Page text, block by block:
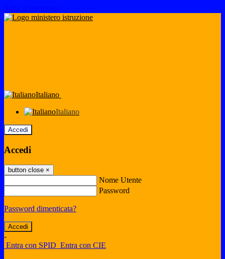
Italiano
Italiano
Accedi
Accedi
button close ×
Nome Utente
Password
Password dimenticata?
-
Entra con SPID Entra con CIE